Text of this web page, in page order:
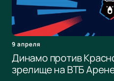
9 апреля
Динамо против
зрелище на ВТБ